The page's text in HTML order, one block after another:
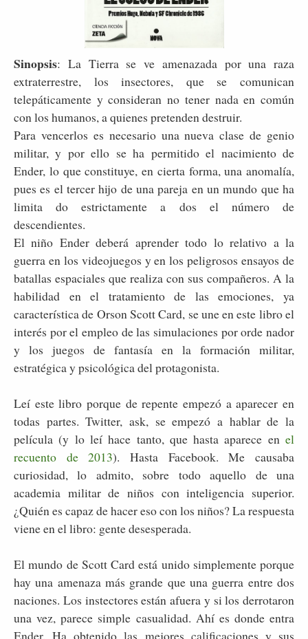
Sinopsis: La Tierra se ve amenazada por una raza
extraterres­tre, los insectores, que se comunican
telepáticamente y consideran no tener nada en común
con los hu­manos, a quienes pretenden destruir.
Para vencerlos es necesario una nueva clase de genio
militar, y por ello se ha permitido el nacimiento de
Ender, lo que constituye, en cierta forma, una anomalía,
pues es el tercer hijo de una pareja en un mundo que ha
limita­ do estrictamente a dos el número de
descendientes.
El niño Ender deberá aprender todo lo relativo a la
guerra en los videojuegos y en los peligrosos ensayos de
batallas espaciales que realiza con sus compañeros. A la
habilidad en el tratamiento de las emociones, ya
característica de Orson Scott Card, se une en este libro el
interés por el empleo de las simulaciones por orde­ nador
y los juegos de fantasía en la formación militar,
estratégica y psicológica del protagonista.
Leí este libro porque de repente empezó a aparecer en
todas partes. Twitter, ask, se empezó a hablar de la
película (y lo leí hace tanto, que hasta aparece en el
recuento de 2013). Hasta Facebook. Me causaba
curiosidad, lo admito, sobre todo aquello de una
academia militar de niños con inteligencia superior.
¿Quién es capaz de hacer eso con los niños? La respuesta
viene en el libro: gente desesperada.
El mundo de Scott Card está unido simplemente porque
hay una amenaza más grande que una guerra entre dos
naciones. Los instectores están afuera y si los derrotaron
una vez, parece simple casualidad. Ahí es donde entra
Ender. Ha obtenido las mejores calificaciones y sus